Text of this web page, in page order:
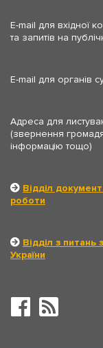
E-mail для вхідної
та запитів на
E-mail для органів
Адреса для
(звернення
інформацію тощо)
Відділ
роботи
Відділ з питань
України